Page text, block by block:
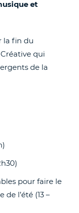
et
la fin du
qui
de la
pour faire le
l’été (13 –